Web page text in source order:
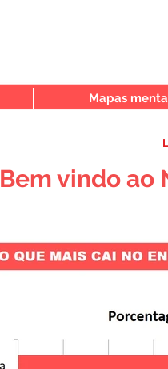
Mapas
Bem vindo ao